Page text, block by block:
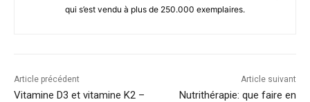
qui s’est vendu à plus de 250.000 exemplaires.
Article précédent
Vitamine D3 et vitamine K2 –
Article suivant
Nutrithérapie: que faire en